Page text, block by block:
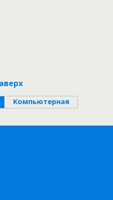
Компьютерная